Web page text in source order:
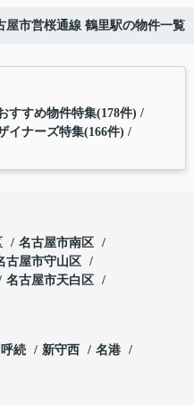
屋市営桜通線 鶴里駅の物件一覧
すすめ物件特集(178件)
イナーズ特集(166件)
名古屋市南区
古屋市守山区
名古屋市天白区
呼続 新守西
名港